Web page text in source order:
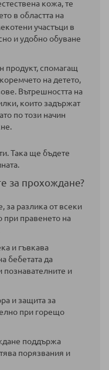
кожа, те
в областта на
участъци в
и удобно обуване
продукт, спомагащ
на детето,
Вътрешността на
които задържат
по този начин
Така ще бъдете
за прохождане?
за разлика от всеки
при правенето на
и гъвкава
бебетата да
познавателните и
и защита за
при горещо
поддържа
порязвания и